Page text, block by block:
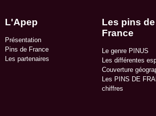
L'Apep
Présentation
Pins de France
Les partenaires
Les pins de
France
Le genre PINUS
Les différentes
Couverture
Les PINS DE
chiffres